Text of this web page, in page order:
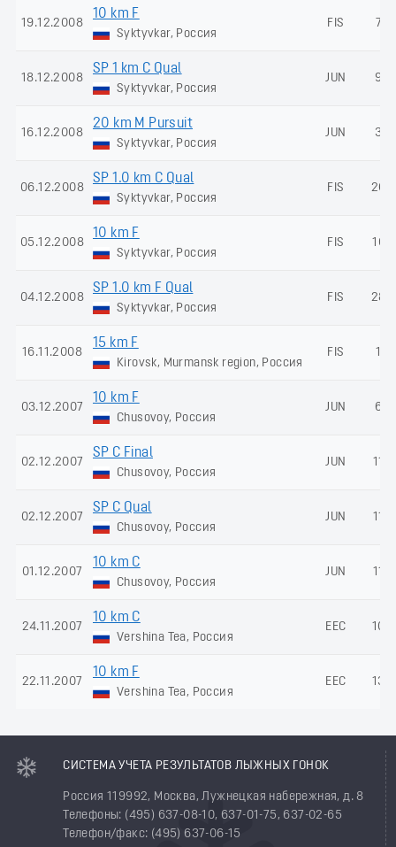
19.12.2008
10 km F
Syktyvkar, Россия
FIS 74
18.12.2008
SP 1 km C Qual
Syktyvkar, Россия
JUN 99
16.12.2008
20 km M Pursuit
Syktyvkar, Россия
JUN 32
06.12.2008
SP 1.0 km C Qual
Syktyvkar, Россия
FIS 263
05.12.2008
10 km F
Syktyvkar, Россия
FIS 107
04.12.2008
SP 1.0 km F Qual
Syktyvkar, Россия
FIS 289
16.11.2008
15 km F
Kirovsk, Murmansk region, Россия
FIS 10
03.12.2007
10 km F
Chusovoy, Россия
JUN 62
02.12.2007
SP C Final
Chusovoy, Россия
JUN 114
02.12.2007
SP C Qual
Chusovoy, Россия
JUN 114
01.12.2007
10 km C
Chusovoy, Россия
JUN 112
24.11.2007
10 km C
Vershina Tea, Россия
EEC 100
22.11.2007
10 km F
Vershina Tea, Россия
EEC 135
СИСТЕМА УЧЕТА РЕЗУЛЬТАТОВ ЛЫЖНЫХ ГОНОК
Россия 119992, Москва, Лужнецкая набережная, д. 8
Телефоны: (495) 637-08-10, 637-01-75, 637-02-65
Телефон/факс: (495) 637-06-15